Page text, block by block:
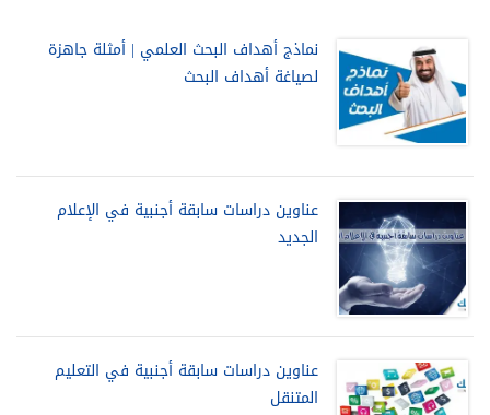
نماذج أهداف البحث العلمي | أمثلة جاهزة
لصياغة أهداف البحث
عناوين دراسات سابقة أجنبية في الإعلام
الجديد
عناوين دراسات سابقة أجنبية في التعليم
المتنقل